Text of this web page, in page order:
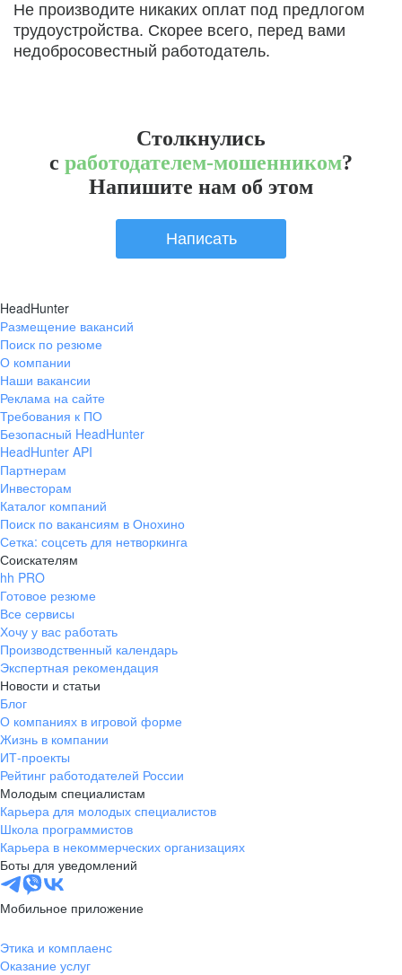
Не производите никаких оплат под предлогом
трудоустройства. Скорее всего, перед вами
недобросовестный работодатель.
Столкнулись
с работодателем-мошенником?
Напишите нам об этом
Написать
HeadHunter
Размещение вакансий
Поиск по резюме
О компании
Наши вакансии
Реклама на сайте
Требования к ПО
Безопасный HeadHunter
HeadHunter API
Партнерам
Инвесторам
Каталог компаний
Поиск по вакансиям в Онохино
Сетка: соцсеть для нетворкинга
Соискателям
hh PRO
Готовое резюме
Все сервисы
Хочу у вас работать
Производственный календарь
Экспертная рекомендация
Новости и статьи
Блог
О компаниях в игровой форме
Жизнь в компании
ИТ-проекты
Рейтинг работодателей России
Молодым специалистам
Карьера для молодых специалистов
Школа программистов
Карьера в некоммерческих организациях
Боты для уведомлений
Мобильное приложение
Этика и комплаенс
Оказание услуг